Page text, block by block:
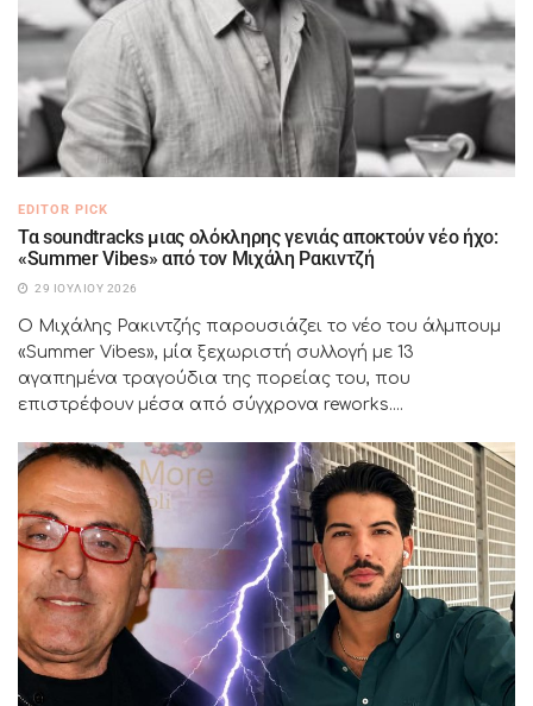
EDITOR PICK
Τα soundtracks μιας ολόκληρης γενιάς αποκτούν νέο ήχο:
«Summer Vibes» από τον Μιχάλη Ρακιντζή
29 ΙΟΥΛΊΟΥ 2026
Ο Μιχάλης Ρακιντζής παρουσιάζει το νέο του άλμπουμ
«Summer Vibes», μία ξεχωριστή συλλογή με 13
αγαπημένα τραγούδια της πορείας του, που
επιστρέφουν μέσα από σύγχρονα reworks....